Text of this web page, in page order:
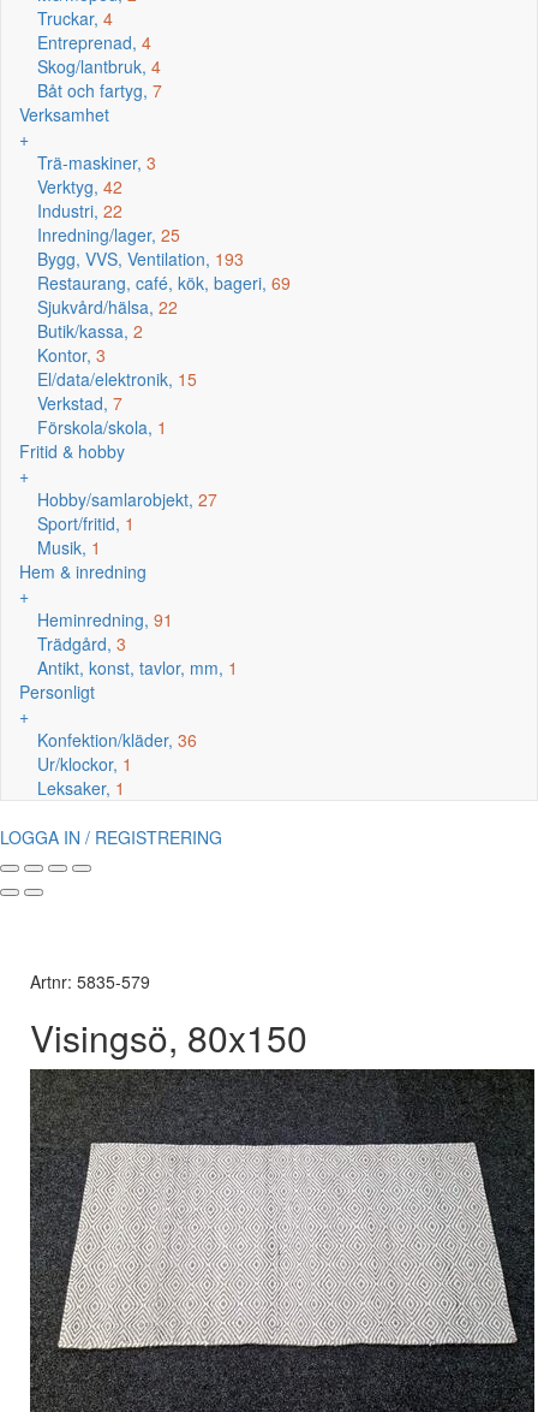
Truckar, 4
Entreprenad, 4
Skog/lantbruk, 4
Båt och fartyg, 7
Verksamhet
+
Trä-maskiner, 3
Verktyg, 42
Industri, 22
Inredning/lager, 25
Bygg, VVS, Ventilation, 193
Restaurang, café, kök, bageri, 69
Sjukvård/hälsa, 22
Butik/kassa, 2
Kontor, 3
El/data/elektronik, 15
Verkstad, 7
Förskola/skola, 1
Fritid & hobby
+
Hobby/samlarobjekt, 27
Sport/fritid, 1
Musik, 1
Hem & inredning
+
Heminredning, 91
Trädgård, 3
Antikt, konst, tavlor, mm, 1
Personligt
+
Konfektion/kläder, 36
Ur/klockor, 1
Leksaker, 1
LOGGA IN / REGISTRERING
Artnr: 5835-579
Visingsö, 80x150